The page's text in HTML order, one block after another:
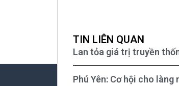
TIN LIÊN QUAN
Lan tỏa giá trị truyền
Phú Yên: Cơ hội cho